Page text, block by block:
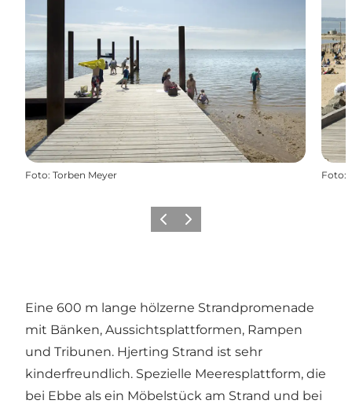
Foto: Torben Meyer Foto:
ZurückWeiter
Eine 600 m lange hölzerne Strandpromenade
mit Bänken, Aussichtsplattformen, Rampen
und Tribunen. Hjerting Strand ist sehr
kinderfreundlich. Spezielle Meeresplattform, die
bei Ebbe als ein Möbelstück am Strand und bei